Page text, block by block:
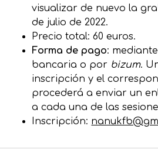
visualizar de nuevo la
de julio de 2022.
Precio total: 60 euros.
Forma de pago:
bancaria o por bizum.
inscripción y el
procederá a enviar un
a cada una de las
Inscripción: